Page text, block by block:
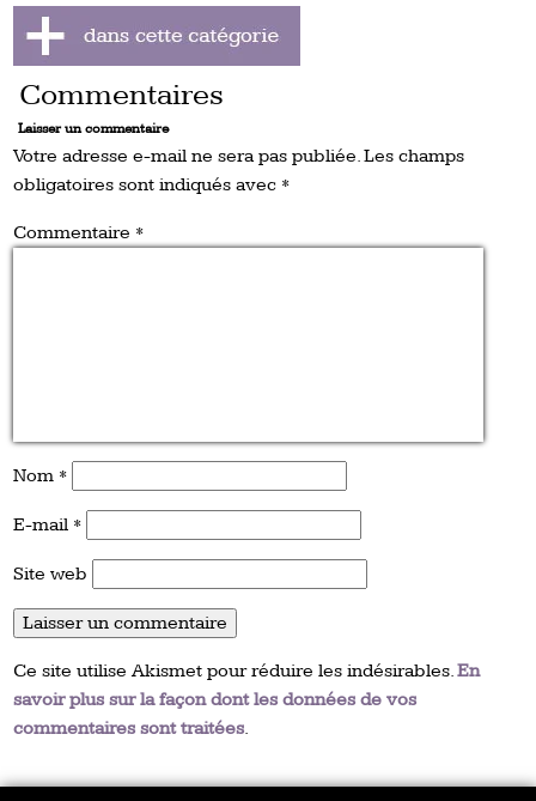
Commentaires
Laisser un commentaire
Votre adresse e-mail ne sera pas publiée.Les champs
obligatoires sont indiqués avec *
Commentaire *
Nom *
E-mail *
Site web
Ce site utilise Akismet pour réduire les indésirables.En
savoir plus sur la façon dont les données de vos
commentaires sont traitées.